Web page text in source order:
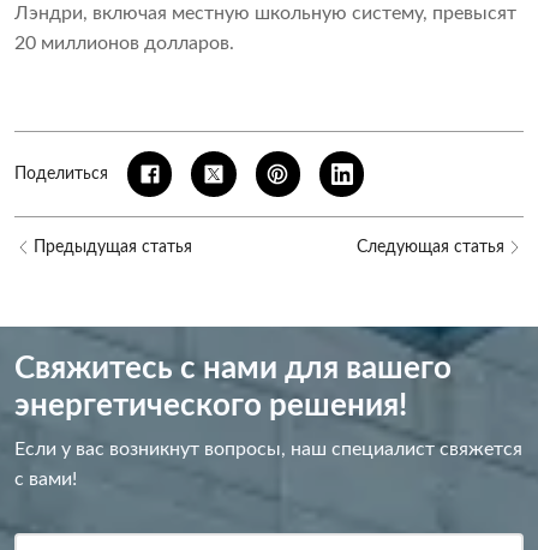
Лэндри, включая местную школьную систему, превысят
20 миллионов долларов.
Поделиться
Предыдущая статья Следующая статья
Свяжитесь с нами для вашего
энергетического решения!
Если у вас возникнут вопросы, наш специалист свяжется
с вами!